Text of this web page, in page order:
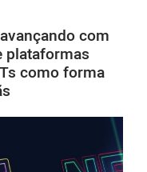
com
plataformas
como forma